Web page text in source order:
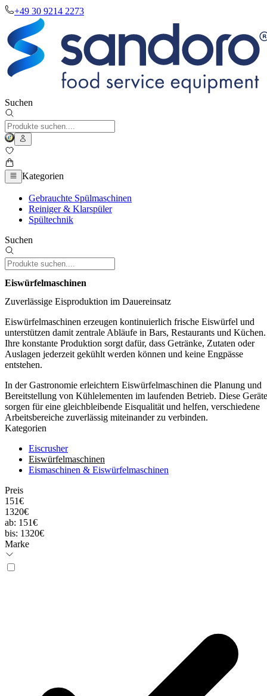
+49 30 9214 2273
Suchen
Kategorien
Gebrauchte Spülmaschinen
Reiniger & Klarspüler
Spültechnik
Suchen
Eiswürfelmaschinen
Zuverlässige Eisproduktion im Dauereinsatz
Eiswürfelmaschinen erzeugen kontinuierlich frische Eiswürfel und
unterstützen damit zentrale Abläufe in Bars, Restaurants und Küchen.
Ihre konstante Produktion sorgt dafür, dass Getränke, Zutaten oder
Auslagen jederzeit gekühlt werden können und keine Engpässe
entstehen.
In der Gastronomie erleichtern Eiswürfelmaschinen die Planung und
Bereitstellung von Kühlelementen im laufenden Betrieb. Diese Geräte
sorgen für eine gleichbleibende Eisqualität und helfen, verschiedene
Arbeitsbereiche zuverlässig miteinander zu verbinden.
Kategorien
Eiscrusher
Eiswürfelmaschinen
Eismaschinen & Eiswürfelmaschinen
Preis
151€
1320€
ab: 151€
bis: 1320€
Marke